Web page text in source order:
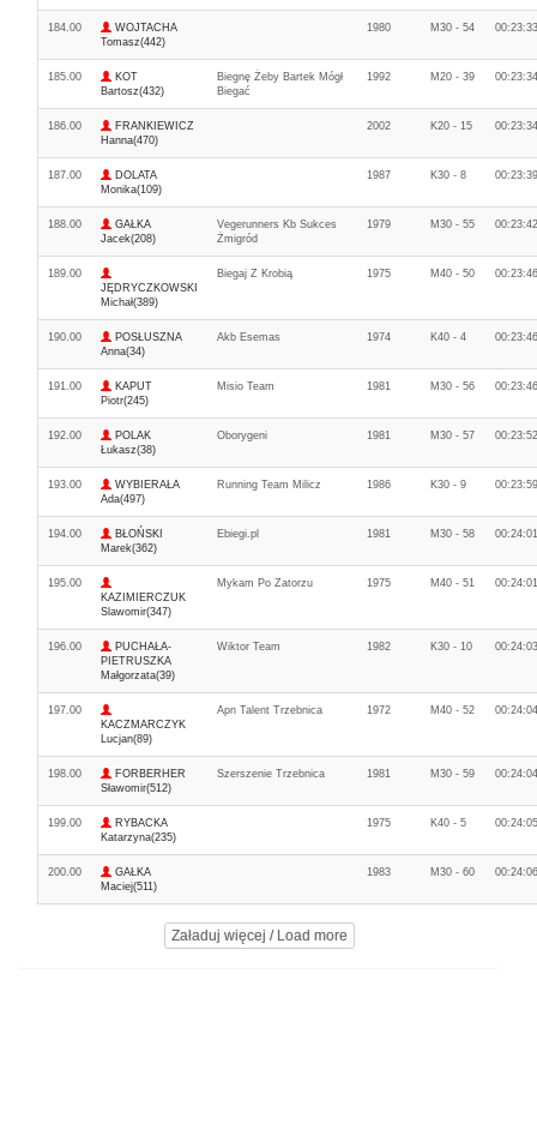
184.00
WOJTACHA
Tomasz(442)
1980 M30 - 54 00:23:33
185.00
KOT
Bartosz(432)
Biegnę Żeby Bartek Mógł
Biegać
1992 M20 - 39 00:23:34
186.00
FRANKIEWICZ
Hanna(470)
2002 K20 - 15 00:23:34
187.00
DOLATA
Monika(109)
1987 K30 - 8 00:23:39
188.00
GAŁKA
Jacek(208)
Vegerunners Kb Sukces
Żmigród
1979 M30 - 55 00:23:42
189.00
JĘDRYCZKOWSKI
Michał(389)
Biegaj Z Krobią 1975 M40 - 50 00:23:46
190.00
POSŁUSZNA
Anna(34)
Akb Esemas 1974 K40 - 4 00:23:46
191.00
KAPUT
Piotr(245)
Misio Team 1981 M30 - 56 00:23:46
192.00
POLAK
Łukasz(38)
Oborygeni 1981 M30 - 57 00:23:52
193.00
WYBIERAŁA
Ada(497)
Running Team Milicz 1986 K30 - 9 00:23:59
194.00
BŁOŃSKI
Marek(362)
Ebiegi.pl 1981 M30 - 58 00:24:01
195.00
KAZIMIERCZUK
Slawomir(347)
Mykam Po Zatorzu 1975 M40 - 51 00:24:01
196.00
PUCHAŁA-
PIETRUSZKA
Małgorzata(39)
Wiktor Team 1982 K30 - 10 00:24:03
197.00
KACZMARCZYK
Lucjan(89)
Apn Talent Trzebnica 1972 M40 - 52 00:24:04
198.00
FORBERHER
Sławomir(512)
Szerszenie Trzebnica 1981 M30 - 59 00:24:04
199.00
RYBACKA
Katarzyna(235)
1975 K40 - 5 00:24:05
200.00
GAŁKA
Maciej(511)
1983 M30 - 60 00:24:06